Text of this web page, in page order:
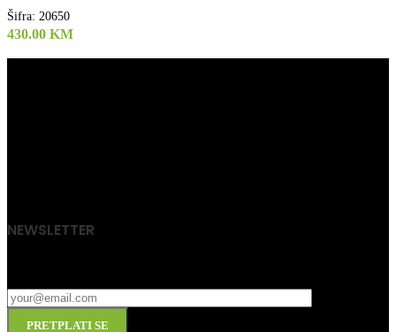
Šifra: 20650
430.00 KM
NEWSLETTER